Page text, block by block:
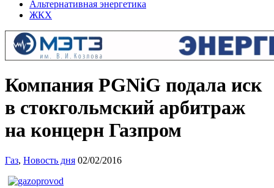
Альтернативная энергетика
ЖКХ
Компания PGNiG подала иск
в стокгольмский арбитраж
на концерн Газпром
Газ, Новость дня 02/02/2016